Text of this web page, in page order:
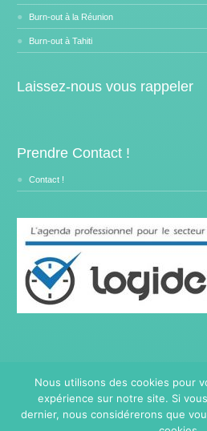
Burn-out à la Réunion
Burn-out à Tahiti
Laissez-nous vous rappeler
Prendre Contact !
Contact !
Copyright © 2014- 2026 Traitement
réservés.
Privium – Des services qui
Nous utilisons des cookies pour
expérience sur notre site. Si
dernier, nous considérerons que